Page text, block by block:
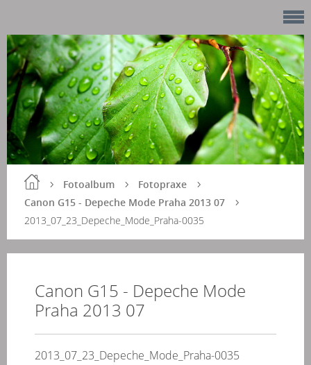
Fotoalbum
Fotopraxe
Canon G15 - Depeche Mode Praha 2013 07
2013_07_23_Depeche_Mode_Praha-0035
Canon G15 - Depeche Mode
Praha 2013 07
2013_07_23_Depeche_Mode_Praha-0035